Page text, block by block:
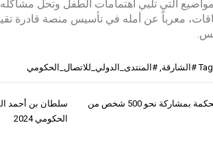
التي تلبي اهتمامات الطفل وتحل
معرباً عن أمله في تأسيس منصة قادرة
#الشارقة, #المنتدى_الدولي_للاتصال_الحكومي
سلطان بن أحمد
الحكومي 2024
اختتام فعاليات المخيم الصيفي في بيت الحكمة بمشاركة نحو 500 شخص من